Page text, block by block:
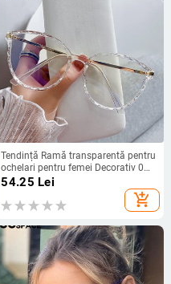
Tendință Ramă transparentă pentru
ochelari pentru femei Decorativ 0
dioptrii rame optice pentru ochelari
prescripți Femei 2022 Designer
elegant
54.25 Lei
add_shopping_cart